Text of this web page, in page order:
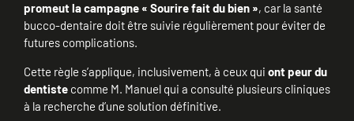
promeut la campagne « Sourire fait du bien », car la santé
bucco-dentaire doit être suivie régulièrement pour éviter de
futures complications.
Cette règle s’applique, inclusivement, à ceux qui ont peur du
dentistecomme M. Manuel qui a consulté plusieurs cliniques
à la recherche d’une solution définitive.